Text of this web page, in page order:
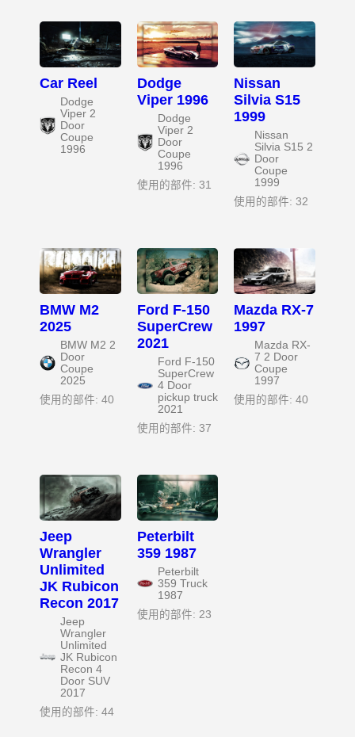
Car Reel
Dodge
Viper 2
Door
Coupe
1996
Dodge
Viper 1996
Dodge
Viper 2
Door
Coupe
1996
使用的部件: 31
Nissan
Silvia S15
1999
Nissan
Silvia S15 2
Door
Coupe
1999
使用的部件: 32
BMW M2
2025
BMW M2 2
Door
Coupe
2025
使用的部件: 40
Ford F-150
SuperCrew
2021
Ford F-150
SuperCrew
4 Door
pickup truck
2021
使用的部件: 37
Mazda RX-7
1997
Mazda RX-
7 2 Door
Coupe
1997
使用的部件: 40
Jeep
Wrangler
Unlimited
JK Rubicon
Recon 2017
Jeep
Wrangler
Unlimited
JK Rubicon
Recon 4
Door SUV
2017
使用的部件: 44
Peterbilt
359 1987
Peterbilt
359 Truck
1987
使用的部件: 23